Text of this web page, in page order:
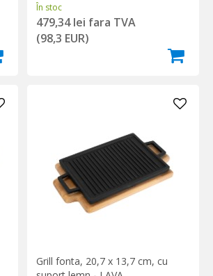
În stoc
479,34 lei fara TVA
(98,3 EUR)
Grill fonta, 20,7 x 13,7 cm, cu